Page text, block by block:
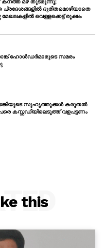
പ്രദേശങ്ങളിൽ ദുരിതമൊഴിയാതെ
മേഖലകളിൽ വെള്ളക്കെട്ട് രൂക്ഷം
ഹോൾഡർമാരുടെ സമരം
സുഹൃത്തുക്കൾ കരുതൽ
കസ്റ്റഡിയിലെടുത്ത് വളപട്ടണം
this